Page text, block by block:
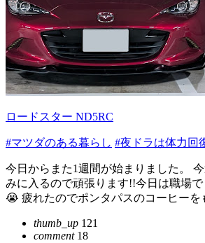
ロードスター ND5RC
#マツダのある暮らし #夜ドラは体力回
今日からまた1週間が始まりました。
みに入るので頑張ります!!今日は職場
😭 疲れたのでポンタパスのコーヒーを
thumb_up 121
comment18